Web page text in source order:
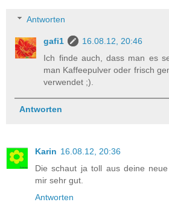
Antworten
gafi1
16.08.12, 20:46
Ich finde auch, dass man es
man Kaffeepulver oder frisch
verwendet ;).
Antworten
Karin 16.08.12, 20:36
Die schaut ja toll aus deine
mir sehr gut.
Antworten